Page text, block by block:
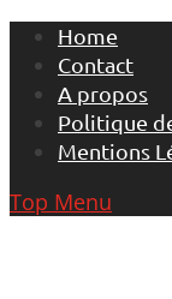
Skip
content
Home
Contact
A propos
Politique
Mentions
Top Menu